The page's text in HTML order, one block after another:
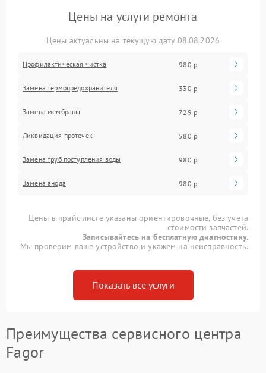
Цены на услуги ремонта
Цены актуальны на текущую дату 08.08.2026
Профилактическая чистка 980 р
Замена термопредохранителя 330 р
Замена мембраны 729 р
Ликвидация протечек 580 р
Замена труб поступления воды 980 р
Замена анода 980 р
Цены в прайс-листе указаны ориентировочные, без учета
стоимости запчастей.
Записывайтесь на бесплатную диагностику.
Мы проверим ваше устройство и укажем на неисправность.
Показать все услуги
Преимущества сервисного центра
Fagor